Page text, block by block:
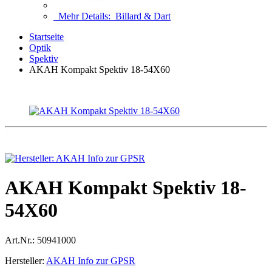
Mehr Details: Billard & Dart
Startseite
Optik
Spektiv
AKAH Kompakt Spektiv 18-54X60
AKAH Kompakt Spektiv 18-
54X60
Art.Nr.: 50941000
Hersteller: AKAH Info zur GPSR